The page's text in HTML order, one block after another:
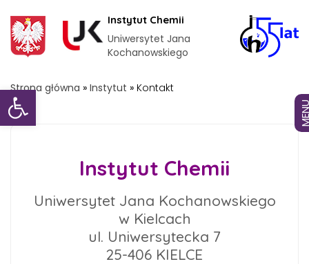
Otwórz pasek narzędzi
Instytut Chemii
Uniwersytet Jana
Kochanowskiego
Strona główna » Instytut » Kontakt
Instytut Chemii
Uniwersytet Jana Kochanowskiego
w Kielcach
ul. Uniwersytecka 7
25-406 KIELCE